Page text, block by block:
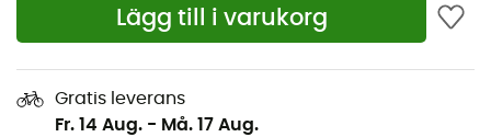
Lägg till i varukorg
Gratis leverans
Fr. 14 Aug. - Må. 17 Aug.
Carbon Core Technology
Sula: Vibram® UFO RS